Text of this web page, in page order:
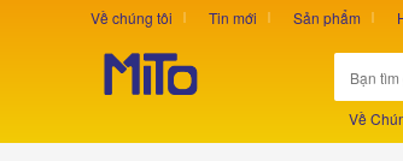
Về chúng tôi Tin mới Sản phẩm
Về